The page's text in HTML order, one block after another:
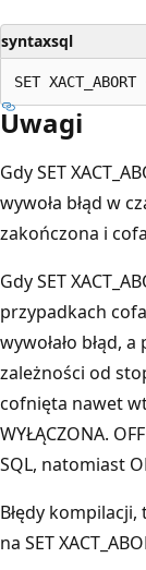
syntaxsql
Uwagi
Gdy SET
wywoła błąd w
zakończona i
Gdy SET
przypadkach
wywołało błąd,
zależności od
cofnięta nawet
WYŁĄCZONA.
SQL, natomiast
Błędy kompilacji,
na SET